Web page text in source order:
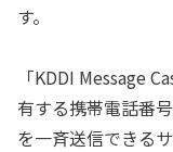
す。
「KDDI Message
有する携帯電話番
を一斉送信できる